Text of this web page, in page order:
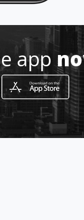
app